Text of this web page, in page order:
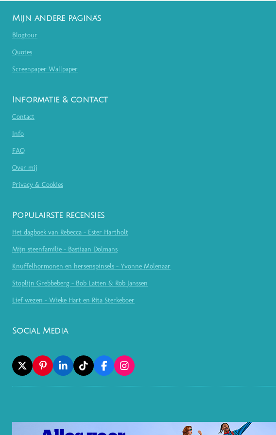
Mijn andere pagina's
Blogtour
Quotes
Screenpaper Wallpaper
Informatie & contact
Contact
Info
FAQ
Over mij
Privacy & Cookies
Populairste recensies
Het dagboek van Rebecca - Ester Hartholt
Mijn steenfamilie - Bastiaan Dolmans
Knuffelhormonen en hersenspinsels - Yvonne Molenaar
Stoplijn Grebbeberg - Bob Latten & Rob Janssen
Lief wezen - Wieke Hart en Rita Sterkeboer
Social Media
X
P
I
N
E
L
I
N
I
T
I
K
F
A
C
O
I
N
S
R